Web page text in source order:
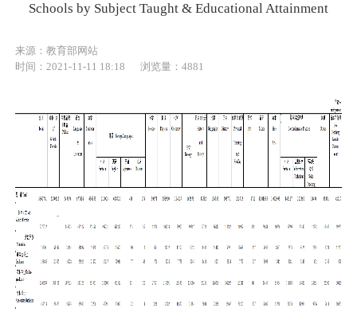
Schools by Subject Taught & Educational Attainment
来源：教育部网站
时间：2021-11-11 18:18
浏览量：4881